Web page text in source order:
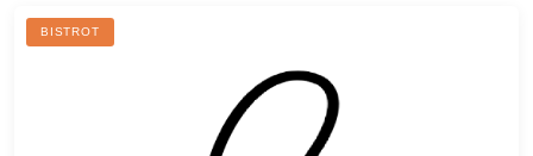
BISTROT